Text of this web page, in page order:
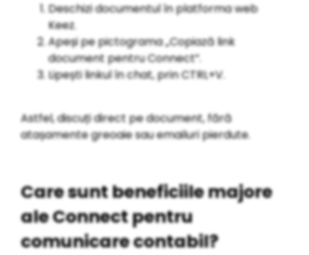
Deschizi documentul în platforma web
Keez.
Apeși pe pictograma „Copiază link
document pentru Connect”.
Lipești linkul în chat, prin CTRL+V.
Astfel, discuți direct pe document, fără
atașamente greoaie sau emailuri pierdute.
Care sunt beneficiile majore
ale Connect pentru
comunicare contabil?